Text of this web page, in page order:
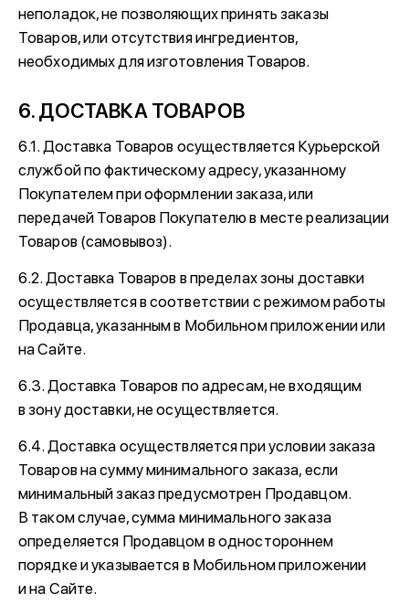
неполадок, не позволяющих принять заказы
Товаров, или отсутствия ингредиентов,
необходимых для изготовления Товаров.
6. ДОСТАВКА ТОВАРОВ
6.1. Доставка Товаров осуществляется Курьерской
службой по фактическому адресу, указанному
Покупателем при оформлении заказа, или
передачей Товаров Покупателю в месте реализации
Товаров (самовывоз).
6.2. Доставка Товаров в пределах зоны доставки
осуществляется в соответствии с режимом работы
Продавца, указанным в Мобильном приложении или
на Сайте.
6.3. Доставка Товаров по адресам, не входящим
в зону доставки, не осуществляется.
6.4. Доставка осуществляется при условии заказа
Товаров на сумму минимального заказа, если
минимальный заказ предусмотрен Продавцом.
В таком случае, сумма минимального заказа
определяется Продавцом в одностороннем
порядке и указывается в Мобильном приложении
и на Сайте.